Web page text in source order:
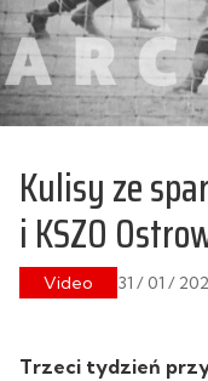
Kulisy ze
i KSZO
Video 31 / 01 /
Trzeci tydzień